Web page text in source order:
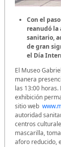
Con el
reanudó la
sanitario,
de gran
el Día
El Museo
manera
las 13:00
exhibición
sitio web
autoridad
centros
mascarilla,
aforo reducido,